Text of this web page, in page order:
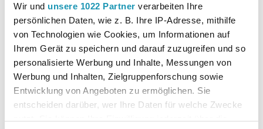
Wir und unsere 1022 Partner verarbeiten Ihre
persönlichen Daten, wie z. B. Ihre IP-Adresse, mithilfe
von Technologien wie Cookies, um Informationen auf
Ihrem Gerät zu speichern und darauf zuzugreifen und so
personalisierte Werbung und Inhalte, Messungen von
Werbung und Inhalten, Zielgruppenforschung sowie
Entwicklung von Angeboten zu ermöglichen. Sie
entscheiden darüber, wer Ihre Daten für welche Zwecke
nutzt. Sie können Ihre Einwilligung jederzeit über die
| Inhalt | Zusammenfassungen zur Analysis, Stochastik,
Vektorgeometrie, Problemlösen, Matrizen | Basisübungen und
ausführliche Lösungen zu allen Inhalten.
Seitenanzahl 256
Format E-Book
Autor:in Rosner, Stefan